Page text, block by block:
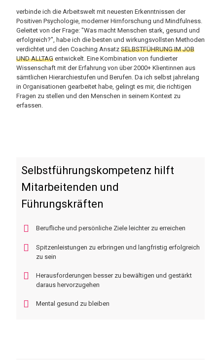
verbinde ich die Arbeitswelt mit neuesten Erkenntnissen der
Positiven Psychologie, moderner Hirnforschung und Mindfulness.
Geleitet von der Frage: "Was macht Menschen stark, gesund und
erfolgreich?", habe ich die besten und wirkungsvollsten Methoden
verdichtet und den Coaching Ansatz SELBSTFÜHRUNG IM JOB
UND ALLTAG entwickelt. Eine Kombination von fundierter
Wissenschaft mit der Erfahrung von über 2000+ Klientinnen aus
sämtlichen Hierarchiestufen und Berufen. Da ich selbst jahrelang
in Organisationen gearbeitet habe, gelingt es mir, die richtigen
Fragen zu stellen und den Menschen in seinem Kontext zu
erfassen.
Selbstführungskompetenz hilft
Mitarbeitenden und
Führungskräften
Berufliche und persönliche Ziele leichter zu erreichen
Spitzenleistungen zu erbringen und langfristig erfolgreich
zu sein
Herausforderungen besser zu bewältigen und gestärkt
daraus hervorzugehen
Mental gesund zu bleiben